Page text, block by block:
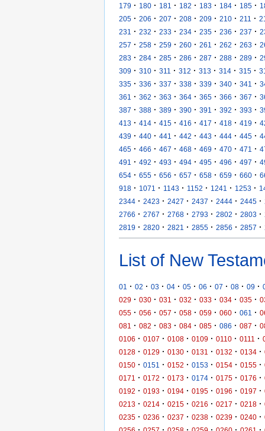
179 · 180 · 181 · 182 · 183 · 184 · 185 ·
205 · 206 · 207 · 208 · 209 · 210 · 211 ·
231
· 232 · 233 · 234 · 235 · 236 · 237 ·
257 · 258 · 259 · 260 · 261 · 262 · 263 ·
283 · 284 · 285 · 286 · 287 · 288 · 289 ·
309 · 310 · 311 · 312 · 313 · 314 · 315 ·
335 · 336 · 337 · 338 · 339 · 340 · 341 ·
361
· 362 · 363 · 364 · 365 · 366 · 367 ·
387 · 388 · 389 · 390 · 391 · 392 · 393 ·
413 · 414 · 415 · 416 · 417 · 418 · 419 ·
439 · 440 · 441 · 442 · 443 · 444 · 445 ·
465 · 466 · 467 · 468 · 469 · 470 · 471 ·
491
· 492 · 493 · 494 · 495 · 496 · 497 ·
654 · 655 · 656 · 657 · 658 · 659 · 660 ·
918 · 1071 · 1143 · 1152 · 1241 · 1253 ·
2344 · 2423 · 2427 · 2437 · 2444 · 2445 ·
2766 · 2767 · 2768 · 2793 · 2802 · 2803 ·
2819 · 2820 · 2821 · 2855 · 2856 · 2857 ·
List of New
01 · 02 · 03 · 04 · 05 · 06 · 07 · 08 · 09 ·
029 · 030 · 031 · 032 · 033 · 034 · 035 ·
055 · 056 · 057 · 058 · 059 · 060 · 061 ·
081
· 082 · 083 · 084 · 085 · 086 · 087 ·
0106 · 0107 · 0108 · 0109 · 0110 · 0111 ·
0128 · 0129 · 0130 · 0131 · 0132 · 0134 ·
0150 · 0151 · 0152 · 0153 · 0154 · 0155 ·
0171
· 0172 · 0173 · 0174 · 0175 · 0176 ·
0192 · 0193 · 0194 · 0195 · 0196 · 0197 ·
0213 · 0214 · 0215 · 0216 · 0217 · 0218 ·
0235 · 0236 · 0237 · 0238 · 0239 · 0240 ·